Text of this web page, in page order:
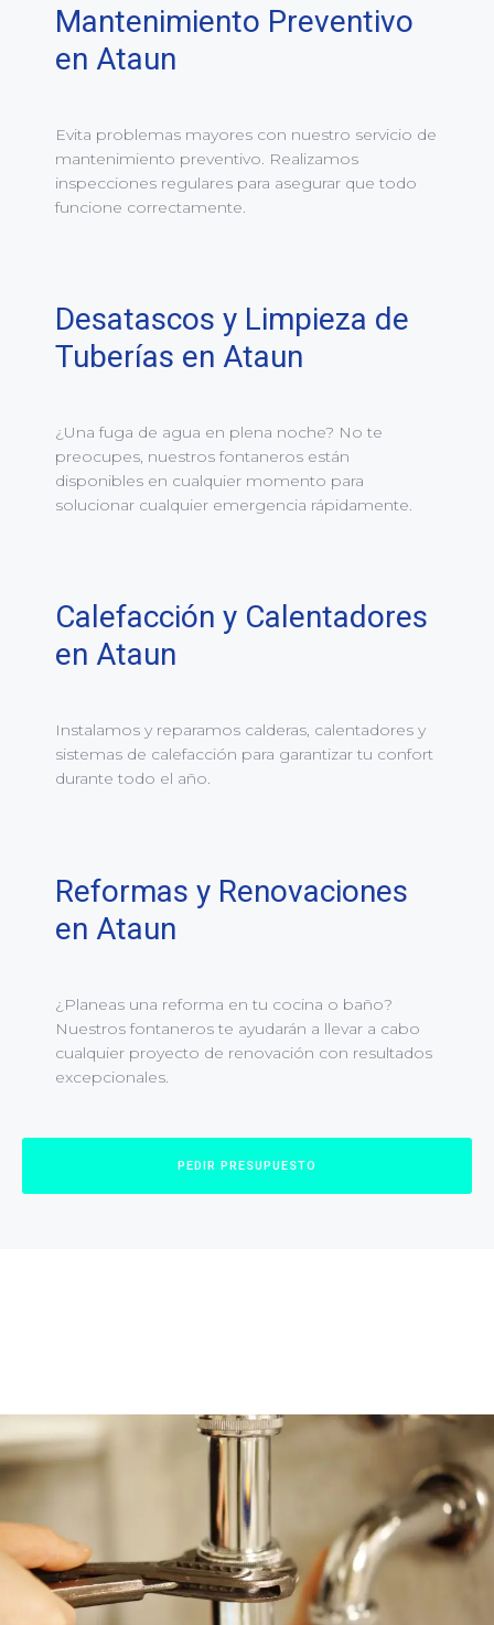
Mantenimiento Preventivo
en Ataun
Evita problemas mayores con nuestro servicio de
mantenimiento preventivo. Realizamos
inspecciones regulares para asegurar que todo
funcione correctamente.
Desatascos y Limpieza de
Tuberías en Ataun
¿Una fuga de agua en plena noche? No te
preocupes, nuestros fontaneros están
disponibles en cualquier momento para
solucionar cualquier emergencia rápidamente.
Calefacción y Calentadores
en Ataun
Instalamos y reparamos calderas, calentadores y
sistemas de calefacción para garantizar tu confort
durante todo el año.
Reformas y Renovaciones
en Ataun
¿Planeas una reforma en tu cocina o baño?
Nuestros fontaneros te ayudarán a llevar a cabo
cualquier proyecto de renovación con resultados
excepcionales.
PEDIR PRESUPUESTO